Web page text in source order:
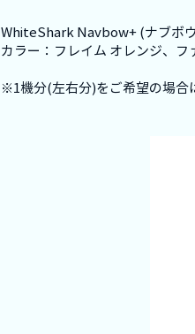
WhiteShark Navbow+ (ナブボ
カラー：フレイム オレンジ、フ
※1機分(左右分)をご希望の場合